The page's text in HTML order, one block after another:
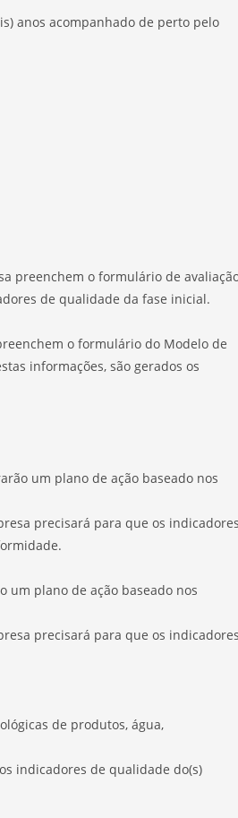
anos acompanhado de perto pelo
preenchem o formulário de
de qualidade da fase inicial.
o formulário do Modelo de
informações, são gerados os
um plano de ação baseado nos
precisará para que os
um plano de ação baseado nos
precisará para que os
de produtos, água,
indicadores de qualidade do(s)